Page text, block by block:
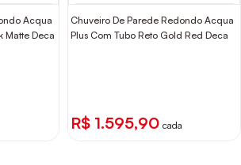
Acqua
Matte Deca
Chuveiro De Parede Redondo Acqua
Plus Com Tubo Reto Gold Red Deca
R$ 1.595,90 cada